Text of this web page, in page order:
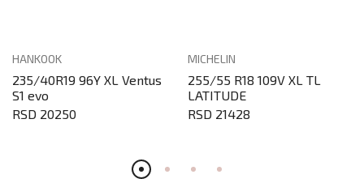
HANKOOK
235/40R19 96Y XL Ventus
S1 evo
RSD 20250
MICHELIN
255/55 R18 109V XL TL
LATITUDE
RSD 21428